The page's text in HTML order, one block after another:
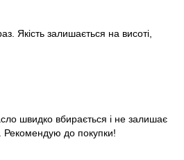
Якість залишається на висоті,
швидко вбирається і не залишає
Рекомендую до покупки!